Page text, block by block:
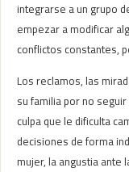
integrarse a un grupo
empezar a modificar
conflictos constantes,
Los reclamos, las
su familia por no
culpa que le dificulta
decisiones de forma
mujer, la angustia ante